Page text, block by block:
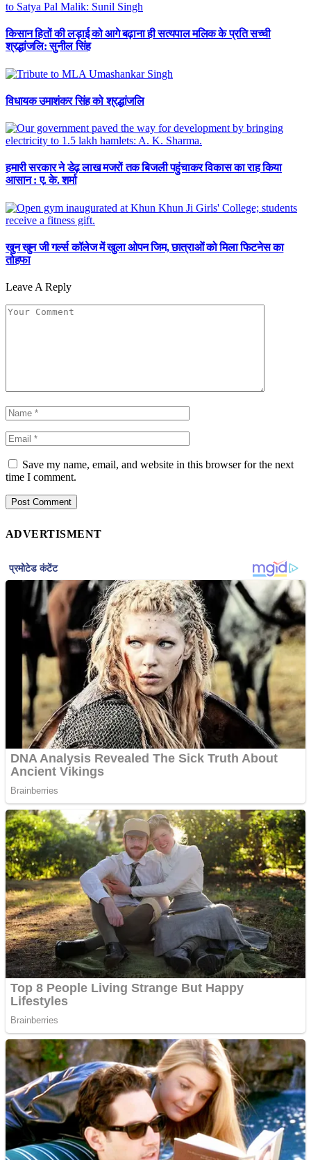
किसान हितों की लड़ाई को आगे बढ़ाना ही सत्यपाल मलिक के प्रति सच्ची
श्रद्धांजलि: सुनील सिंह
विधायक उमाशंकर सिंह को श्रद्धांजलि
हमारी सरकार ने डेढ़ लाख मजरों तक बिजली पहुंचाकर विकास का राह किया
आसान : ए. के. शर्मा
खुन खुन जी गर्ल्स कॉलेज में खुला ओपन जिम, छात्राओं को मिला फिटनेस का
तोहफा
Leave A Reply
Save my name, email, and website in this browser for the next
time I comment.
ADVERTISMENT